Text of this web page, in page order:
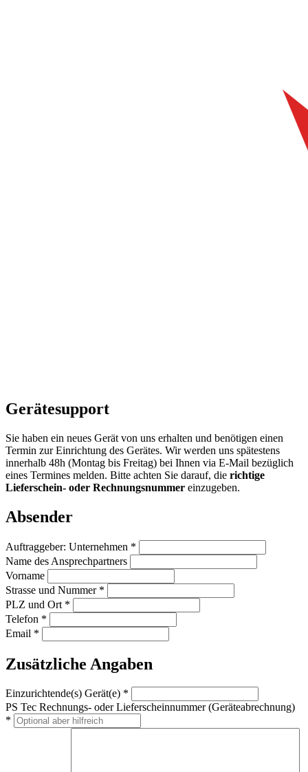
Gerätesupport
Sie haben ein neues Gerät von uns erhalten und benötigen einen
Termin zur Einrichtung des Gerätes. Wir werden uns spätestens
innerhalb 48h (Montag bis Freitag) bei Ihnen via E-Mail bezüglich
eines Termines melden. Bitte achten Sie darauf, die richtige
Lieferschein- oder Rechnungsnummer einzugeben.
Absender
Auftraggeber: Unternehmen *
Name des Ansprechpartners
Vorname
Strasse und Nummer *
PLZ und Ort *
Telefon *
Email *
Zusätzliche Angaben
Einzurichtende(s) Gerät(e) *
PS Tec Rechnungs- oder Lieferscheinnummer (Geräteabrechnung)
*